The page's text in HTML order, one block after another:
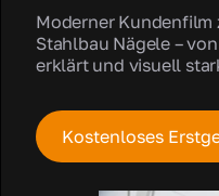
Moderner Kundenfilm
Stahlbau Nägele –
erklärt und visuell
Kostenloses